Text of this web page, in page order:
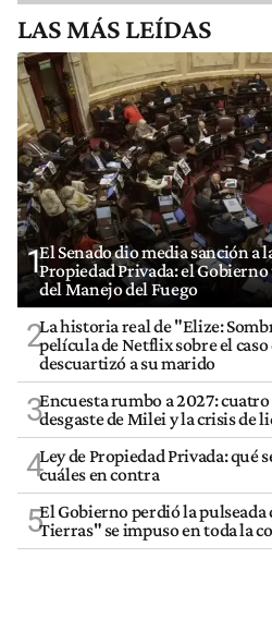
LAS MÁS LEÍDAS
1El Senado dio media sanción a
Propiedad Privada: el
del Manejo del Fuego
2La historia real de "Elize:
película de Netflix sobre el caso
descuartizó a su marido
3Encuesta rumbo a 2027:
desgaste de Milei y la crisis de
4Ley de Propiedad Privada: qué
cuáles en contra
5El Gobierno perdió la pulseada
Tierras" se impuso en toda la